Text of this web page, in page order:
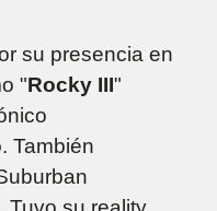
su presencia en
"Rocky III"
. También